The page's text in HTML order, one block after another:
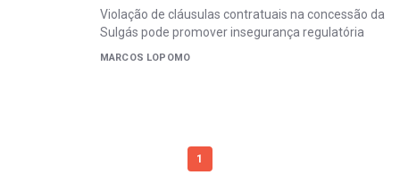
Violação de cláusulas contratuais na concessão da
Sulgás pode promover insegurança regulatória
MARCOS LOPOMO
1